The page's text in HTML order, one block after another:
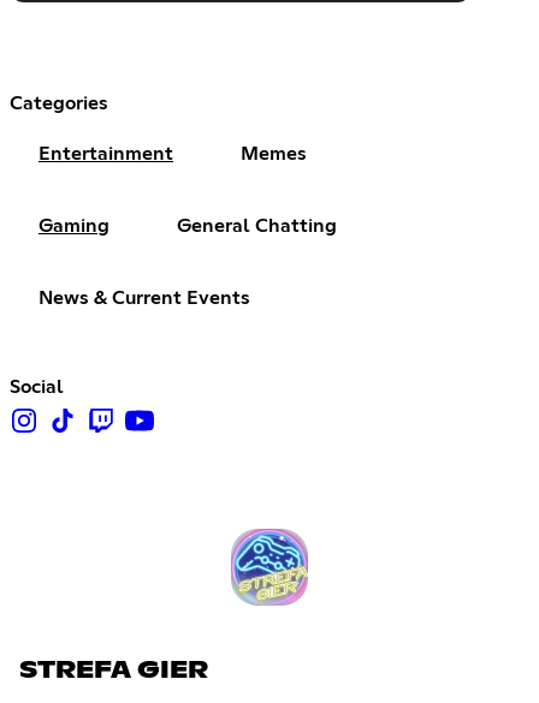
Categories
Entertainment Memes
Gaming General Chatting
News & Current Events
Social
STREFA GIER